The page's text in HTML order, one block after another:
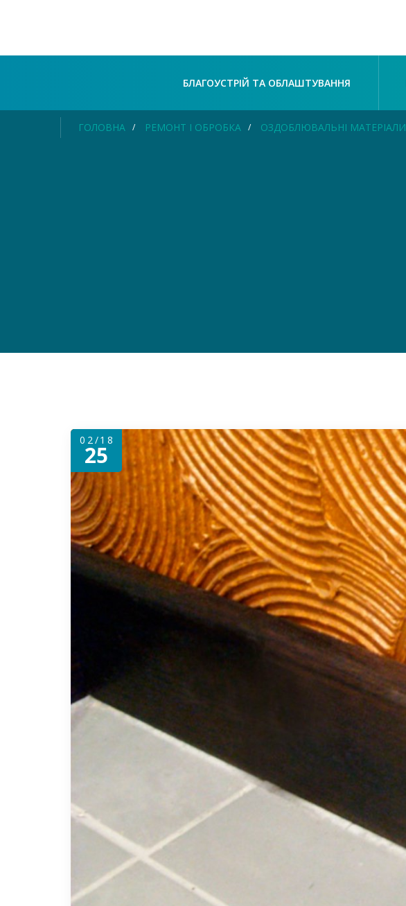
БЛАГОУСТРІЙ ТА ОБЛАШТУВАННЯ
ГОЛОВНА РЕМОНТ І ОБРОБКА ОЗДОБЛЮВАЛЬНІ МАТЕРІАЛИ
02/18
25